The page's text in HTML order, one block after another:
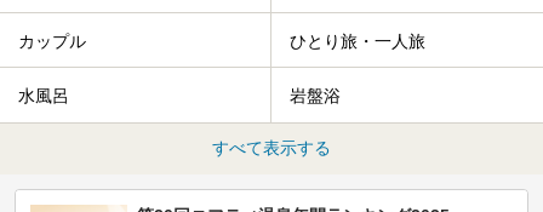
カップル ひとり旅・一人旅
水風呂 岩盤浴
すべて表示する